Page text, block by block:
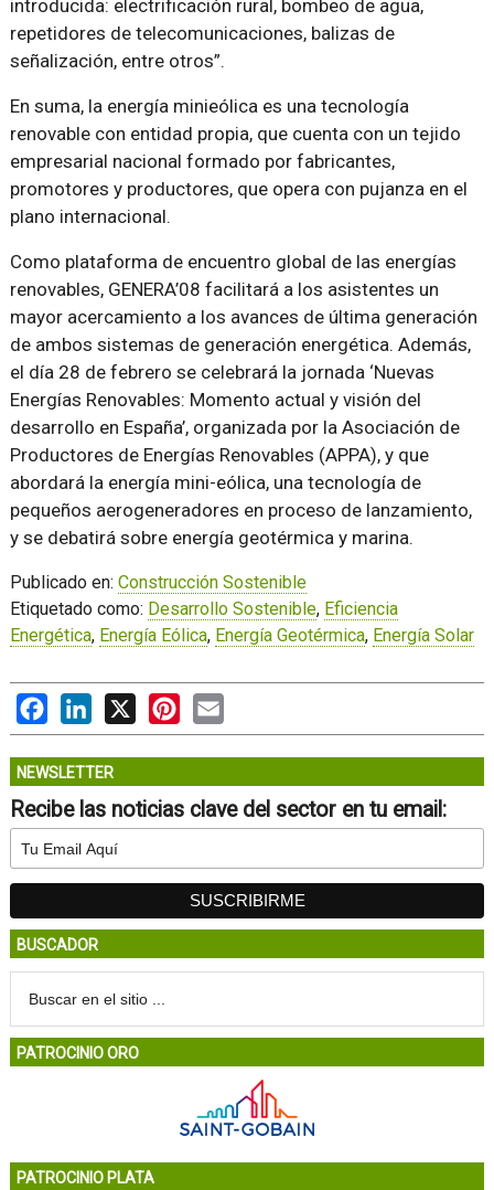
introducida: electrificación rural, bombeo de agua,
repetidores de telecomunicaciones, balizas de
señalización, entre otros”.
En suma, la energía minieólica es una tecnología
renovable con entidad propia, que cuenta con un tejido
empresarial nacional formado por fabricantes,
promotores y productores, que opera con pujanza en el
plano internacional.
Como plataforma de encuentro global de las energías
renovables, GENERA’08 facilitará a los asistentes un
mayor acercamiento a los avances de última generación
de ambos sistemas de generación energética. Además,
el día 28 de febrero se celebrará la jornada ‘Nuevas
Energías Renovables: Momento actual y visión del
desarrollo en España’, organizada por la Asociación de
Productores de Energías Renovables (APPA), y que
abordará la energía mini-eólica, una tecnología de
pequeños aerogeneradores en proceso de lanzamiento,
y se debatirá sobre energía geotérmica y marina.
Publicado en: Construcción Sostenible
Etiquetado como: Desarrollo Sostenible, Eficiencia
Energética, Energía Eólica, Energía Geotérmica, Energía Solar
FacebookLinkedIn
X PinterestEmail
NEWSLETTER
Recibe las noticias clave del sector en tu email:
BUSCADOR
PATROCINIO ORO
PATROCINIO PLATA